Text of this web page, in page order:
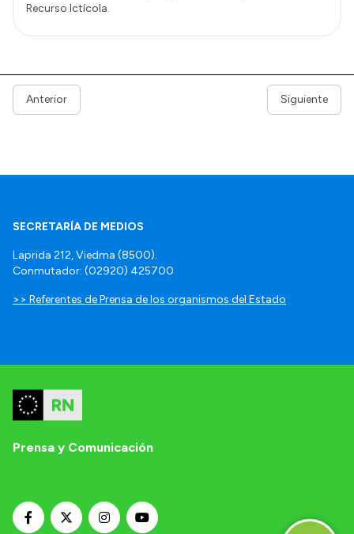
Recurso Ictícola.
Anterior Siguiente
SECRETARÍA DE MEDIOS
Laprida 212, Viedma (8500).
Conmutador: (02920) 425700
>> Referentes de Prensa de los organismos del Estado
Prensa y Comunicación